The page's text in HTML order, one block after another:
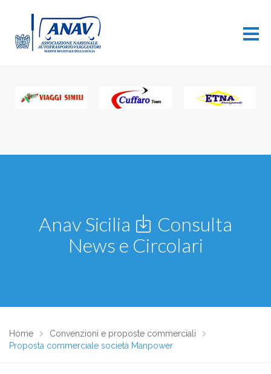
Anav Sicilia
Consulta
News e Circolari
Home
Convenzioni e proposte commerciali
Proposta commerciale società Manpower